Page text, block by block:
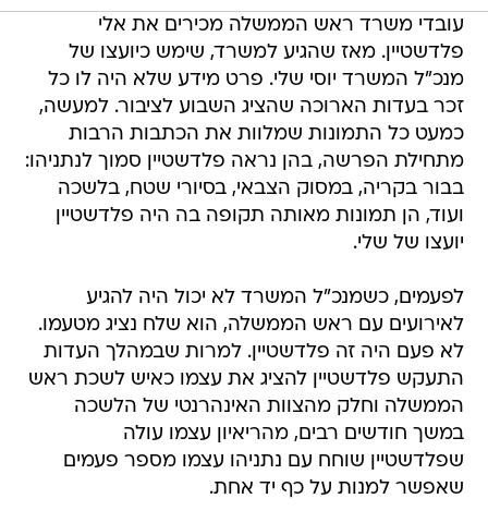
עובדי משרד ראש הממשלה מכירים את אלי
פלדשטיין. מאז שהגיע למשרד, שימש כיועצו של
מנכ"ל המשרד יוסי שלי. פרט מידע שלא היה לו כל
זכר בעדות הארוכה שהציג השבוע לציבור. למעשה,
כמעט כל התמונות שמלוות את הכתבות הרבות
מתחילת הפרשה, בהן נראה פלדשטיין סמוך לנתניהו:
בבור בקריה, במסוק הצבאי, בסיורי שטח, בלשכה
ועוד, הן תמונות מאותה תקופה בה היה פלדשטיין
יועצו של שלי.
לפעמים, כשמנכ"ל המשרד לא יכול היה להגיע
לאירועים עם ראש הממשלה, הוא שלח נציג מטעמו.
לא פעם היה זה פלדשטיין. למרות שבמהלך העדות
התעקש פלדשטיין להציג את עצמו כאיש לשכת ראש
הממשלה וחלק מהצוות האינהרנטי של הלשכה
במשך חודשים רבים, מהריאיון עצמו עולה
שפלדשטיין שוחח עם נתניהו עצמו מספר פעמים
שאפשר למנות על כף יד אחת.